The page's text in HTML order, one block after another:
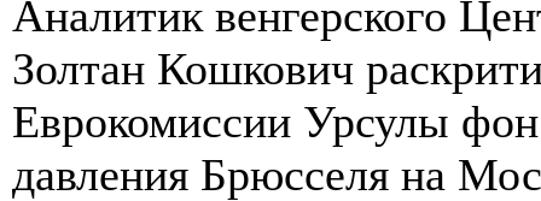
Аналитик венгерского
Золтан Кошкович
Еврокомиссии Урсулы
давления Брюсселя на